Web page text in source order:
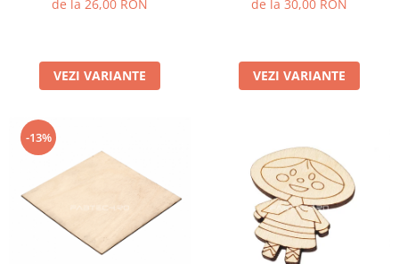
Placi de carton
Carton Duplex
Carton Ondulat
Mucava / Carton de legatorie
Placi Bond ACP
Accesorii
de la 26,00 RON
VEZI VARIANTE
de la 30,00 RON
VEZI VARIANTE
-13%